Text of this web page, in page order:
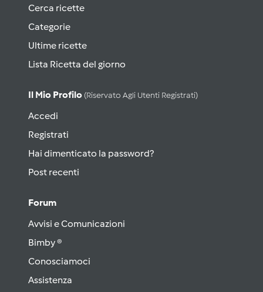
Cerca ricette
Categorie
Ultime ricette
Lista Ricetta del giorno
Il Mio Profilo (riservato Agli Utenti Registrati)
Accedi
Registrati
Hai dimenticato la password?
Post recenti
Forum
Avvisi e Comunicazioni
Bimby ®
Conosciamoci
Assistenza